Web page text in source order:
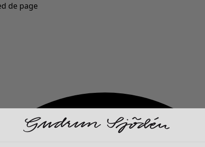
de page